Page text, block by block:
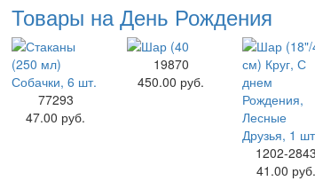
Товары на День Рождения
77293
47.00 руб.
19870
450.00 руб.
1202-2843
41.00 руб.